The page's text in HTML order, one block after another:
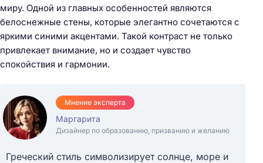
миру. Одной из главных особенностей являются
белоснежные стены, которые элегантно сочетаются с
яркими синими акцентами. Такой контраст не только
привлекает внимание, но и создает чувство
спокойствия и гармонии.
Мнение эксперта
Маргарита
Дизайнер по образованию, призванию и желанию
Греческий стиль символизирует солнце, море и